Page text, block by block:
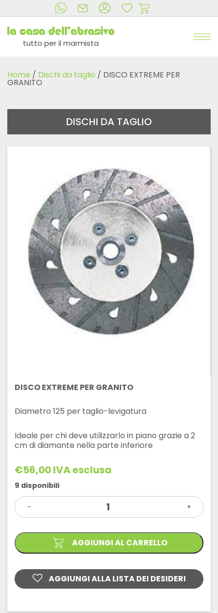
tutto per il marmista
Home / Dischi da taglio / DISCO EXTREME PER
GRANITO
DISCHI DA TAGLIO
DISCO EXTREME PER GRANITO
Diametro 125 per taglio-levigatura
Ideale per chi deve utilizzarlo in piano grazie a 2
cm di diamante nella parte inferiore
€56,00IVA esclusa
9 disponibili
-
DISCO
PER
quantità
+
AGGIUNGI AL CARRELLO
AGGIUNGI ALLA LISTA DEI DESIDERI